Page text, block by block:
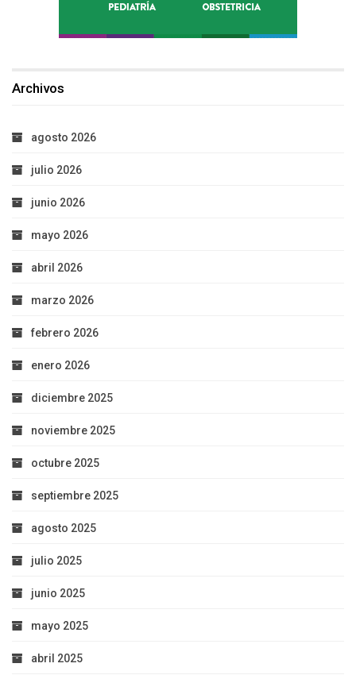
Archivos
agosto 2026
julio 2026
junio 2026
mayo 2026
abril 2026
marzo 2026
febrero 2026
enero 2026
diciembre 2025
noviembre 2025
octubre 2025
septiembre 2025
agosto 2025
julio 2025
junio 2025
mayo 2025
abril 2025